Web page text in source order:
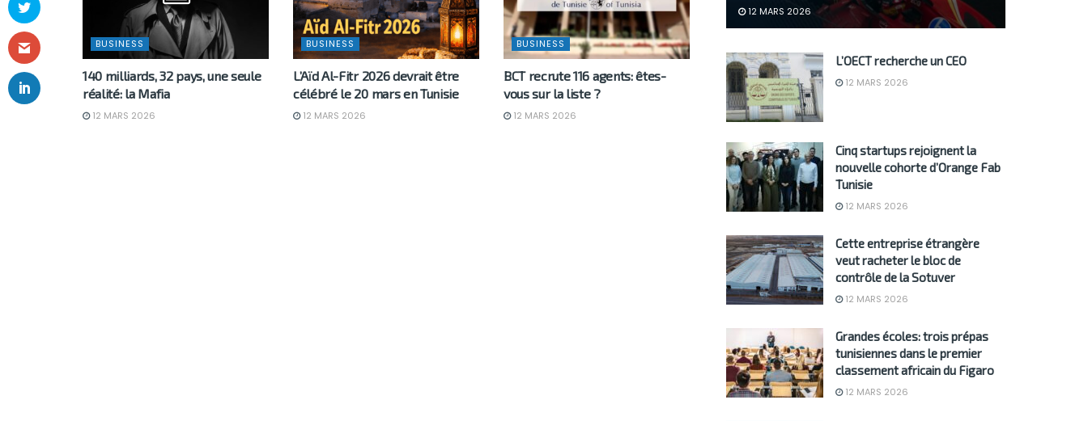
BUSINESS
140 milliards, 32 pays, une seule
réalité: la Mafia
12 MARS 2026
BUSINESS
L’Aïd Al-Fitr 2026 devrait être
célébré le 20 mars en Tunisie
12 MARS 2026
BUSINESS
BCT recrute 116 agents: êtes-
vous sur la liste ?
12 MARS 2026
12 MARS 2026
L’OECT recherche un CEO
12 MARS 2026
Cinq startups rejoignent la
nouvelle cohorte d’Orange Fab
Tunisie
12 MARS 2026
Cette entreprise étrangère
veut racheter le bloc de
contrôle de la Sotuver
12 MARS 2026
Grandes écoles: trois prépas
tunisiennes dans le premier
classement africain du Figaro
12 MARS 2026